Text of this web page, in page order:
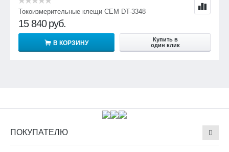
Токоизмерительные клещи CEM DT-3348
15 840 руб.
В КОРЗИНУ
Купить в
один клик
ПОКУПАТЕЛЮ